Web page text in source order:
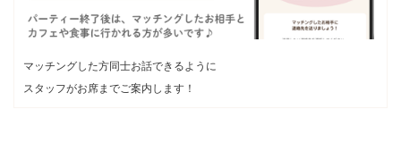
マッチングした方同士お話できるように
スタッフがお席までご案内します！